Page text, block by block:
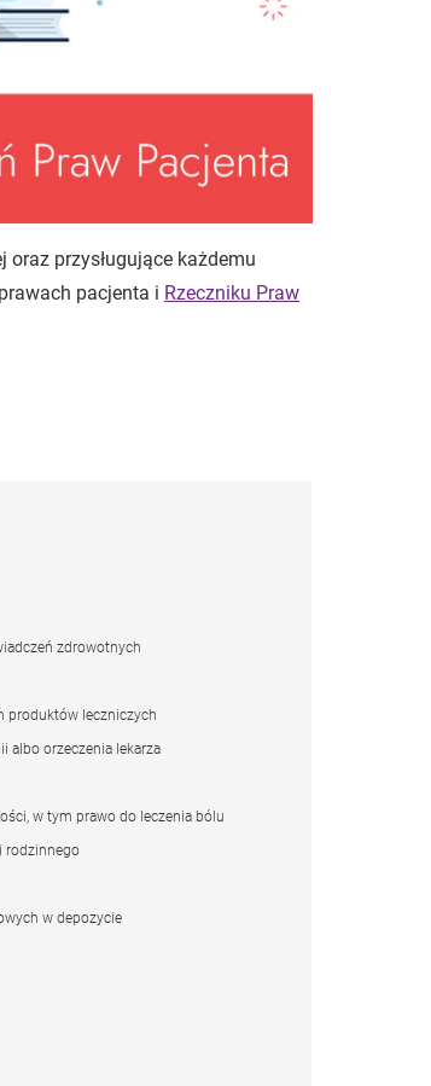
przysługujące każdemu
pacjenta i Rzeczniku Praw
zdrowotnych
produktów leczniczych
albo orzeczenia lekarza
w tym prawo do leczenia bólu
rodzinnego
w depozycie